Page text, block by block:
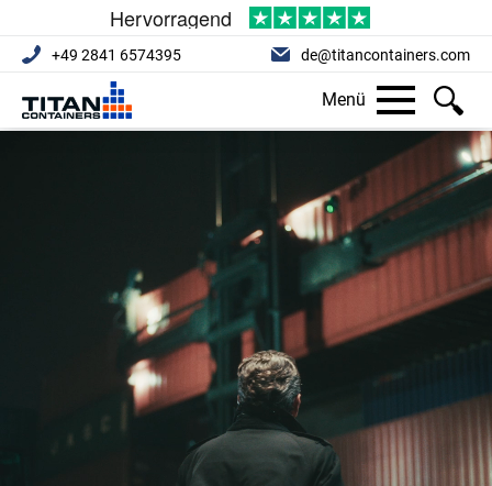
+49 2841 6574395 de@titancontainers.com
Menü